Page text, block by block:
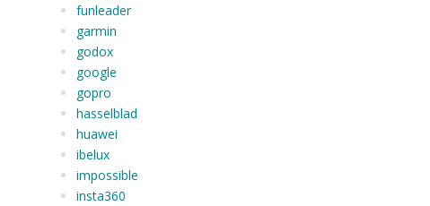
funleader
garmin
godox
google
gopro
hasselblad
huawei
ibelux
impossible
insta360